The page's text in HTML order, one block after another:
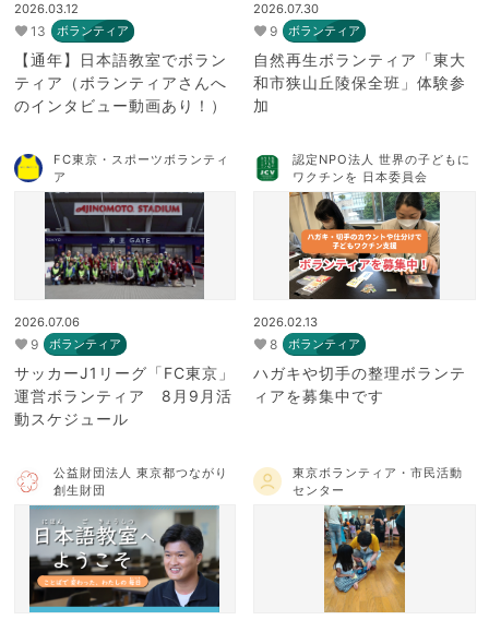
2026.03.12
13 ボランティア
【通年】日本語教室でボラン
ティア（ボランティアさんへ
のインタビュー動画あり！）
2026.07.30
9 ボランティア
自然再生ボランティア「東大
和市狭山丘陵保全班」体験参
加
FC東京・スポーツボランティ
ア
2026.07.06
9 ボランティア
サッカーJ1リーグ「FC東京」
運営ボランティア 8月9月活
動スケジュール
認定NPO法人 世界の子どもに
ワクチンを 日本委員会
2026.02.13
8 ボランティア
ハガキや切手の整理ボランテ
ィアを募集中です
公益財団法人 東京都つながり
創生財団
東京ボランティア・市民活動
センター